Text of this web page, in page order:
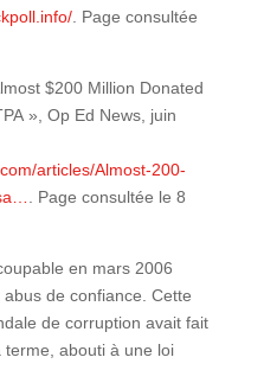
. Page consultée
$200 Million Donated
», Op Ed News, juin
articles/Almost-200-
. Page consultée le 8
en mars 2006
de confiance. Cette
de corruption avait fait
abouti à une loi